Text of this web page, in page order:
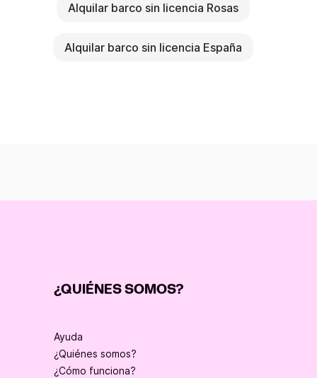
Alquilar barco sin licencia Rosas
Alquilar barco sin licencia España
¿QUIÉNES SOMOS?
Ayuda
¿Quiénes somos?
¿Cómo funciona?